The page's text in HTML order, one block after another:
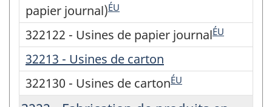
papier journal)ÉU
322122 - Usines de papier journalÉU
32213 - Usines de carton
322130 - Usines de cartonÉU